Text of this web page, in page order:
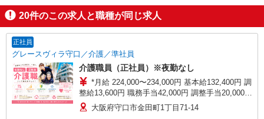
掲載期間終了
20件のこの求人と職種が同じ求人
正社員
グレースヴィラ守口／介護／準社員
介護職員（正社員）※夜勤なし
*月給 224,000〜234,000円 基本給132,400円 調
整給13,600円 職務手当42,000円 調整手当20,000円
処遇改善手当16,000円〜／月※ 資格手当10,000円/
月（介護福祉士資格保有の方） *試用期間中の月
大阪府守口市金田町1丁目71-14